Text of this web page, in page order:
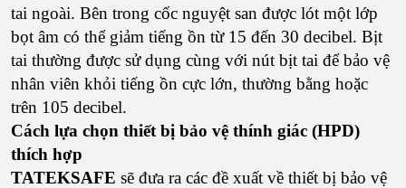
tai ngoài. Bên trong cốc nguyệt san được lót một lớp
bọt âm có thể giảm tiếng ồn từ 15 đến 30 decibel. Bịt
tai thường được sử dụng cùng với nút bịt tai để bảo vệ
nhân viên khỏi tiếng ồn cực lớn, thường bằng hoặc
trên 105 decibel.
Cách lựa chọn thiết bị bảo vệ thính giác (HPD)
thích hợp
TATEKSAFE sẽ đưa ra các đề xuất về thiết bị bảo vệ